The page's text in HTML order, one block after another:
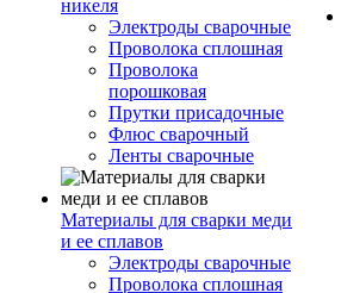
никеля
Электроды сварочные
Проволока сплошная
Проволока
порошковая
Прутки присадочные
Флюс сварочный
Ленты сварочные
Материалы для сварки меди
и ее сплавов
Электроды сварочные
Проволока сплошная